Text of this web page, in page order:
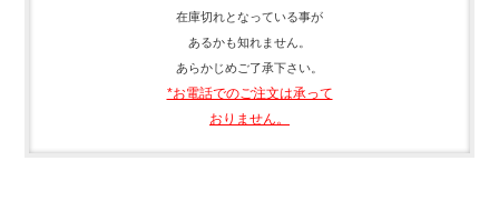
在庫切れとなっている事が
あるかも知れません。
あらかじめご了承下さい。
*お電話でのご注文は承って
おりません。